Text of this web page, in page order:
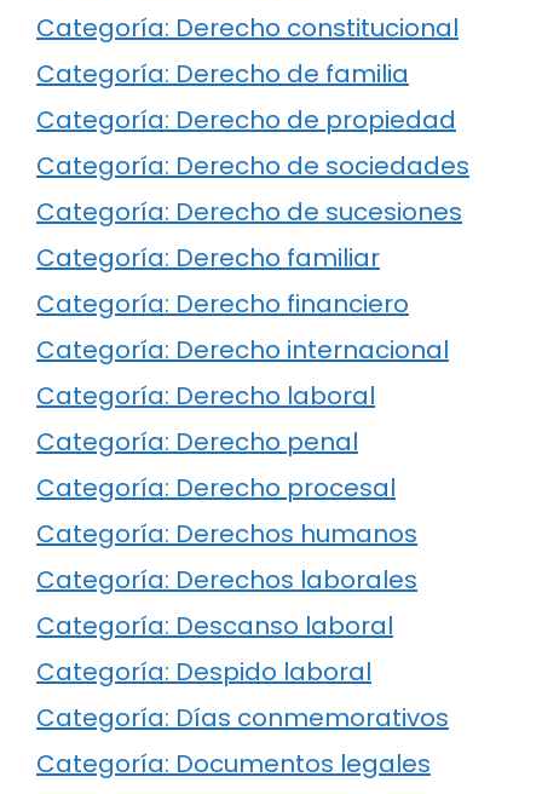
Categoría: Derecho constitucional
Categoría: Derecho de familia
Categoría: Derecho de propiedad
Categoría: Derecho de sociedades
Categoría: Derecho de sucesiones
Categoría: Derecho familiar
Categoría: Derecho financiero
Categoría: Derecho internacional
Categoría: Derecho laboral
Categoría: Derecho penal
Categoría: Derecho procesal
Categoría: Derechos humanos
Categoría: Derechos laborales
Categoría: Descanso laboral
Categoría: Despido laboral
Categoría: Días conmemorativos
Categoría: Documentos legales